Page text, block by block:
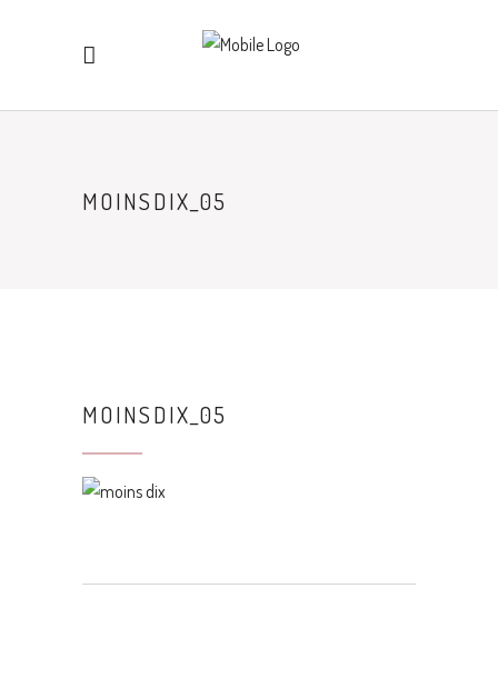
MOINSDIX_05
MOINSDIX_05